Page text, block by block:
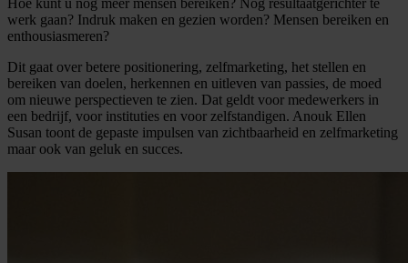
Hoe kunt u nog meer mensen bereiken? Nog resultaatgerichter te
werk gaan? Indruk maken en gezien worden? Mensen bereiken en
enthousiasmeren?
Dit gaat over betere positionering, zelfmarketing, het stellen en
bereiken van doelen, herkennen en uitleven van passies, de moed
om nieuwe perspectieven te zien. Dat geldt voor medewerkers in
een bedrijf, voor instituties en voor zelfstandigen. Anouk Ellen
Susan toont de gepaste impulsen van zichtbaarheid en zelfmarketing
maar ook van geluk en succes.